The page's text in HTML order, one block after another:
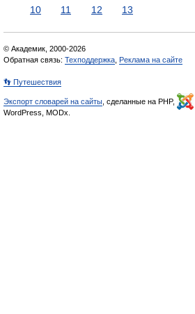
10
11 12 13
© Академик, 2000-2026
Обратная связь: Техподдержка Реклама на сайте
👣 Путешествия
Экспорт словарей на сайты , сделанные на PHP,
WordPress, MODx.